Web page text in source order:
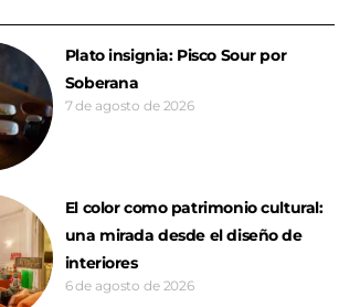
Plato insignia: Pisco Sour por
Soberana
7 de agosto de 2026
El color como patrimonio cultural:
una mirada desde el diseño de
interiores
6 de agosto de 2026